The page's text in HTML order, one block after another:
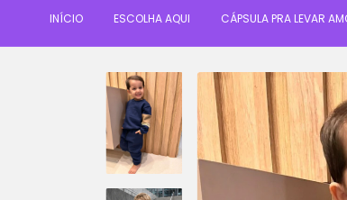
INÍCIO ESCOLHA AQUI CÁPSULA PRA LEVAR